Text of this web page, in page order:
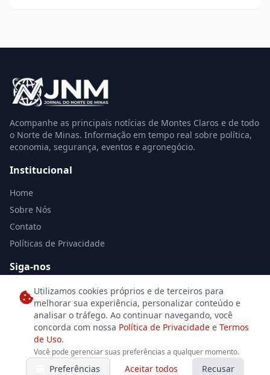
Acompanhe as principais notícias de Montes Claros e de todo
o Norte de Minas. Informação em tempo real sobre política,
economia, segurança, eventos e agronegócio.
Institucional
Home
Sobre Nós
Contato
Políticas de Privacidade
Siga-nos
© 2026 Jornal Norte de Minas. Todos os direitos reservados. Desenvolvido
porSe7eDesignpara o jornalismo independente.
Utilizamos cookies próprios e de terceiros para
melhorar sua experiência, personalizar conteúdo e
analisar o tráfego. Ao continuar navegando, você
concorda com nossa Política de Privacidade e Termos
de Uso.
Você pode gerenciar suas preferências a qualquer momento.
Preferências Aceitar todos Recusar